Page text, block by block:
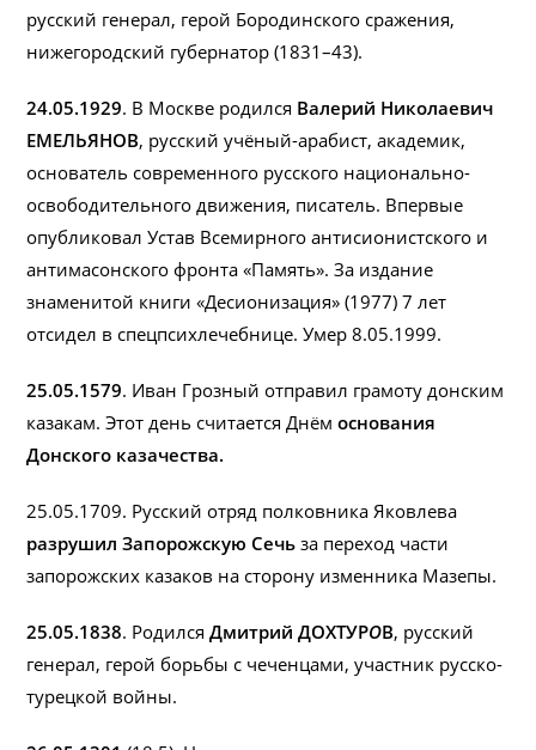
русский генерал, герой Бородинского сражения,
нижегородский губернатор (1831–43).
24.05.1929. В Москве родился Валерий Николаевич
ЕМЕЛЬЯНОВ, русский учёный-арабист, академик,
основатель современного русского национально-
освободительного движения, писатель. Впервые
опубликовал Устав Всемирного антисионистского и
антимасонского фронта «Память». За издание
знаменитой книги «Десионизация» (1977) 7 лет
отсидел в спецпсихлечебнице. Умер 8.05.1999.
25.05.1579. Иван Грозный отправил грамоту донским
казакам. Этот день считается Днёмоснования
Донского казачества.
25.05.1709. Русский отряд полковника Яковлева
разрушил Запорожскую Сечь за переход части
запорожских казаков на сторону изменника Мазепы.
25.05.1838. РодилсяДмитрий ДОХТУРОВ, русский
генерал, герой борьбы с чеченцами, участник русско-
турецкой войны.